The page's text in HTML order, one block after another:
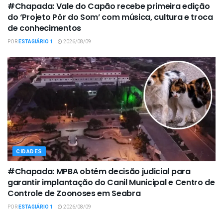
#Chapada: Vale do Capão recebe primeira edição
do ‘Projeto Pôr do Som’ com música, cultura e troca
de conhecimentos
PORESTAGIÁRIO 1 2026/08/09
CIDADES
#Chapada: MPBA obtém decisão judicial para
garantir implantação do Canil Municipal e Centro de
Controle de Zoonoses em Seabra
PORESTAGIÁRIO 1 2026/08/09